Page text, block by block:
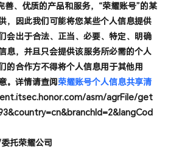
善、优质的产品和服务，“荣耀账号”的某
，因此我们可能将您某些个人信息提供
会出于合法、正当、必要、特定、明确
息，并且只会提供该服务所必需的个人
的合作方不得将个人信息用于其他用
。详情请查阅荣耀账号个人信息共享清
asm/agrFile/get
托荣耀公司